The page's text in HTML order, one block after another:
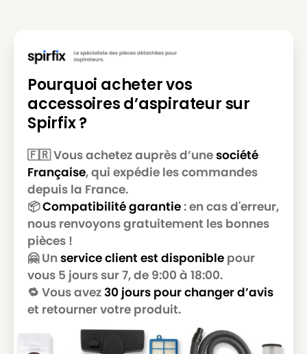
Pourquoi acheter vos
accessoires d’aspirateur sur
Spirfix ?
🇫🇷 Vous achetez auprès d’unesociété
Française, qui expédie les commandes
depuis la France.
📦Compatibilité garantie: en cas d'erreur,
nous renvoyons gratuitement les bonnes
pièces !
🤗 Un service client est disponible pour
vous 5 jours sur 7, de 9:00 à 18:00.
🔁 Vous avez30 jours pour changer d’avis
et retourner votre produit.